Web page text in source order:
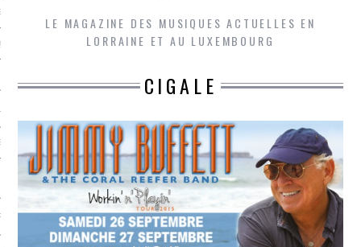
GROUPES DU LOCAL
LE LOCAL DU MAGAZINE
LE MAGAZINE DES MUSIQUES ACTUELLES EN
LORRAINE ET AU LUXEMBOURG
CIGALE